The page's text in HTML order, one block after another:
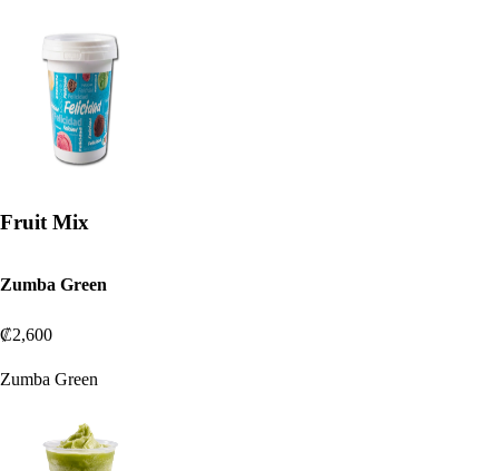
Fruit Mix
Zumba Green
₡2,600
Zumba Green